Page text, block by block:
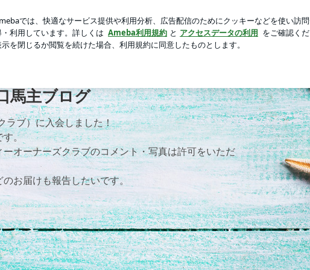
～ | お馬さんジェムの一口馬主ブログ
動いた引きこもり息子 ロ
馬主ブログ
ラブ）に入会しました！
す。
オーナーズクラブのコメント・写真は許可をいただ
お届けも報告したいです。